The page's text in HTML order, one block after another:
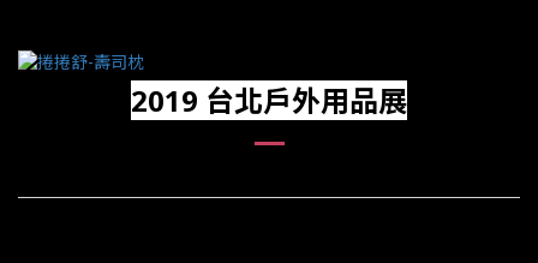
2019 台北戶外用品展